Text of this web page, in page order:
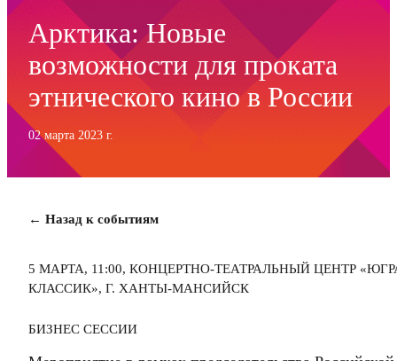
Арктика: Новые
возможности для проката
этнического кино в России
02 марта 2023 г.
← Назад к событиям
5 МАРТА, 11:00, КОНЦЕРТНО-ТЕАТРАЛЬНЫЙ ЦЕНТР
КЛАССИК», Г. ХАНТЫ-МАНСИЙСК
БИЗНЕС СЕССИИ